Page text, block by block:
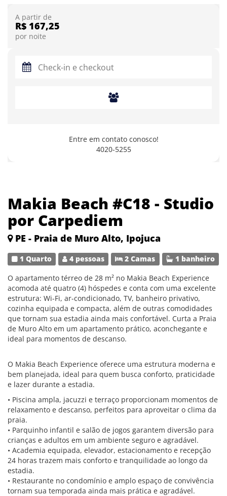
Makia Beach #C18 - Studio
por Carpediem
PE - Praia de Muro Alto, Ipojuca
1 Quarto 4 pessoas 2 Camas 1 banheiro
O apartamento térreo de 28 m² no Makia Beach Experience
acomoda até quatro (4) hóspedes e conta com uma excelente
estrutura: Wi-Fi, ar-condicionado, TV, banheiro privativo,
cozinha equipada e compacta, além de outras comodidades
que tornam sua estadia ainda mais confortável. Curta a Praia
de Muro Alto em um apartamento prático, aconchegante e
ideal para momentos de descanso.
O Makia Beach Experience oferece uma estrutura moderna e
bem planejada, ideal para quem busca conforto, praticidade
e lazer durante a estadia.
• Piscina ampla, jacuzzi e terraço proporcionam momentos de
relaxamento e descanso, perfeitos para aproveitar o clima da
praia.
• Parquinho infantil e salão de jogos garantem diversão para
crianças e adultos em um ambiente seguro e agradável.
• Academia equipada, elevador, estacionamento e recepção
24 horas trazem mais conforto e tranquilidade ao longo da
estadia.
• Restaurante no condomínio e amplo espaço de convivência
tornam sua temporada ainda mais prática e agradável.
A partir de
R$ 167,25
por noite
Entre em contato conosco!
4020-5255